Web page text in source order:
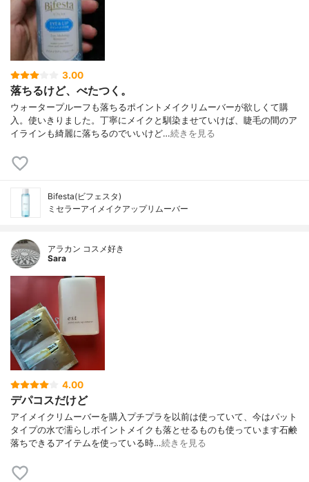
3.00
落ちるけど、べたつく。
ウォータープルーフも落ちるポイントメイクリムーバーが欲しくて購
入。使いきりました。丁寧にメイクと馴染ませていけば、睫毛の間のア
イラインも綺麗に落ちるのでいいけど…続きを見る
Bifesta(ビフェスタ)
ミセラーアイメイクアップリムーバー
アラカン コスメ好き
Sara
4.00
デパコスだけど
アイメイクリムーバーを購入プチプラを以前は使っていて、今はパット
タイプの水で濡らしポイントメイクも落とせるものも使っています石鹸
落ちできるアイテムを使っている時…続きを見る